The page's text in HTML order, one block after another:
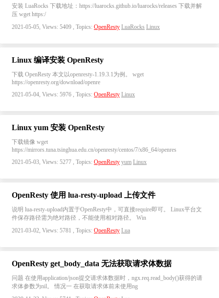
安装 LuaRocks 下载地址：https://luarocks.github.io/luarocks/releases 下载并解
压 wget https:/
2021-05-05, Views: 5409 , Topics: OpenResty LuaRocks Linux
Linux 编译安装 OpenResty
下载 OpenResty 本文以openresty-1.19.3.1为例。 wget
https://openresty.org/download/openre
2021-05-04, Views: 5976 , Topics: OpenResty Linux
Linux yum 安装 OpenResty
下载镜像 wget
https://mirrors.tuna.tsinghua.edu.cn/openresty/centos/7/x86_64/openres
2021-05-03, Views: 5277 , Topics: OpenResty yum Linux
OpenResty 使用 lua-resty-upload 上传文件
说明 lua-resty-upload内置于OpenResty中，可直接require即可。 Linux平台文
件保存路径需为绝对路径，不能使用相对路径。 Win
2021-03-02, Views: 5781 , Topics: OpenResty Lua
OpenResty get_body_data 无法获取请求体数据
问题 在使用application/json提交请求体数据时，ngx.req.read_body()获得的请
求体参数为nil。 情况一 在获取请求体前未使用ng